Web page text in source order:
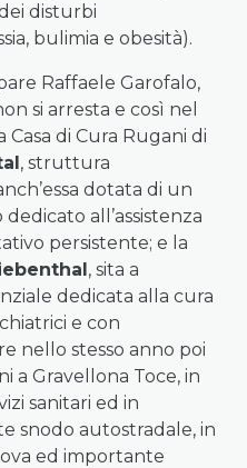
disturbi
bulimia e obesità).
Raffaele Garofalo,
si arresta e così nel
di Cura Rugani di
, struttura
dotata di un
all’assistenza
persistente; e la
, sita a
dedicata alla cura
e con
nello stesso anno poi
a Gravellona Toce, in
sanitari ed in
snodo autostradale, in
ed importante